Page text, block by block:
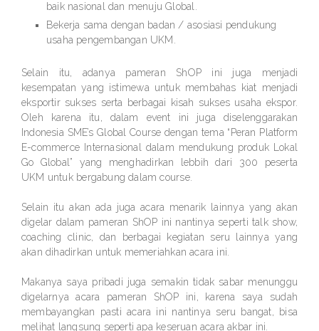
baik nasional dan menuju Global.
Bekerja sama dengan badan / asosiasi pendukung
usaha pengembangan UKM.
Selain itu, adanya pameran ShOP ini juga menjadi
kesempatan yang istimewa untuk membahas kiat menjadi
eksportir sukses serta berbagai kisah sukses usaha ekspor.
Oleh karena itu, dalam event ini juga diselenggarakan
Indonesia SME’s Global Course dengan tema “Peran Platform
E-commerce Internasional dalam mendukung produk Lokal
Go Global” yang menghadirkan lebbih dari 300 peserta
UKM untuk bergabung dalam course.
Selain itu akan ada juga acara menarik lainnya yang akan
digelar dalam pameran ShOP ini nantinya seperti talk show,
coaching clinic, dan berbagai kegiatan seru lainnya yang
akan dihadirkan untuk memeriahkan acara ini.
Makanya saya pribadi juga semakin tidak sabar menunggu
digelarnya acara pameran ShOP ini, karena saya sudah
membayangkan pasti acara ini nantinya seru bangat, bisa
melihat langsung seperti apa keseruan acara akbar ini.